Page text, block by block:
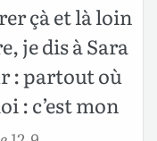
çà et là loin
je dis à Sara
: partout où
: c’est mon